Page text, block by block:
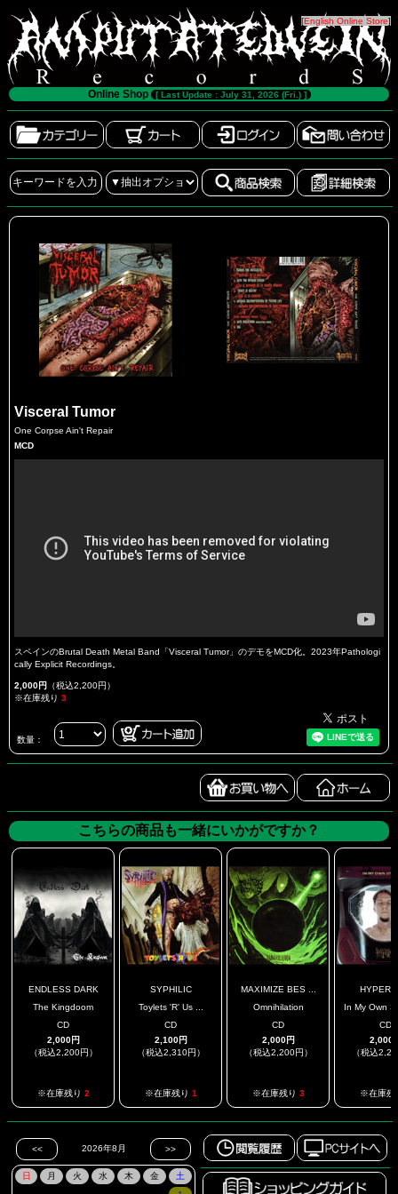
[English Online Store]
Online Shop [ Last Update : July 31, 2026 (Fri.) ]
Visceral Tumor
One Corpse Ain't Repair
MCD
スペインのBrutal Death Metal Band「Visceral Tumor」のデモをMCD化。2023年Pathologi
cally Explicit Recordings。
2,000円 （税込2,200円）
※在庫残り 3
数量：
こちらの商品も一緒にいかがですか？
ENDLESS DARK
The Kingdoom
CD
2,000円
（税込2,200円）
※在庫残り 2
SYPHILIC
Toylets 'R' Us ...
CD
2,100円
（税込2,310円）
※在庫残り 1
MAXIMIZE BES ...
Omnihilation
CD
2,000円
（税込2,200円）
※在庫残り 3
In My Own
CD
2,000
（税込
※在庫残